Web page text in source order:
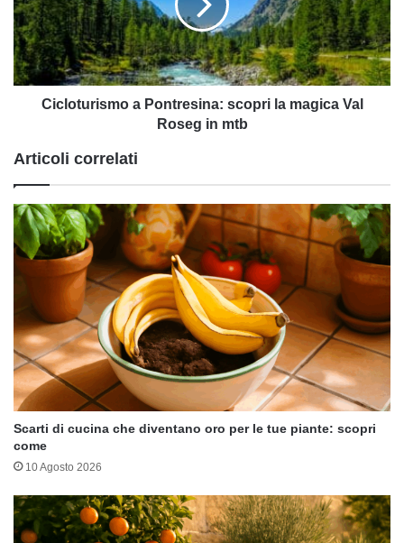
la
magica
Val
Roseg
in
Cicloturismo a Pontresina: scopri la magica Val
Roseg in mtb
Articoli correlati
Scarti di cucina che diventano oro per le tue piante: scopri
come
10 Agosto 2026